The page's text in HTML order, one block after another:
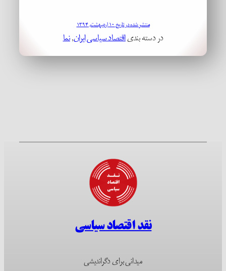
منتشر شده در تاریخ ۱۰ اردیبهشت, ۱۳۹۴
در دسته بندیاقتصاد سیاسی ایران, نما
نقد اقتصاد سیاسی
میدانی برای دگراندیشی